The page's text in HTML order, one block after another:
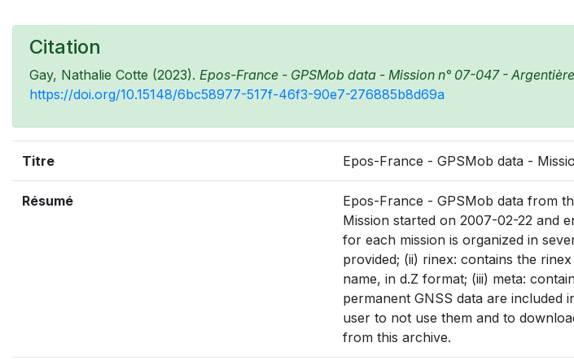
Citation
Gay, Nathalie Cotte (2023). Epos-France - GPSMob data - Mission n° 07-047 -
https://doi.org/10.15148/6bc58977-517f-46f3-90e7-276885b8d69a
Titre Epos-France - GPSMob data -
Résumé
Epos-France - GPSMob data from
Mission started on 2007-02-22 and
for each mission is organized in
provided; (ii) rinex: contains the
name, in d.Z format; (iii) meta:
permanent GNSS data are
user to not use them and to
from this archive.